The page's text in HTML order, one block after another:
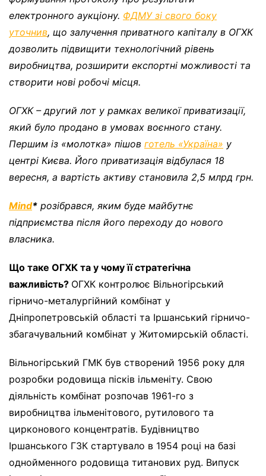
електронного аукціону. ФДМУ зі свого боку
уточнив, що залучення приватного капіталу в ОГХК
дозволить підвищити технологічний рівень
виробництва, розширити експортні можливості та
створити нові робочі місця.
ОГХК – другий лот у рамках великої приватизації,
який було продано в умовах воєнного стану.
Першим із «молотка» пішов готель «Україна» у
центрі Києва. Його приватизація відбулася 18
вересня, а вартість активу становила 2,5 млрд грн.
Mind* розібрався, яким буде майбутнє
підприємства після його переходу до нового
власника.
Що таке ОГХК та у чому її стратегічна
важливість? ОГХК контролює Вільногірський
гірничо-металургійний комбінат у
Дніпропетровській області та Іршанський гірничо-
збагачувальний комбінат у Житомирській області.
Вільногірський ГМК був створений 1956 року для
розробки родовища пісків ільменіту. Свою
діяльність комбінат розпочав 1961-го з
виробництва ільменітового, рутилового та
цирконового концентратів. Будівництво
Іршанського ГЗК стартувало в 1954 році на базі
однойменного родовища титанових руд. Випуск